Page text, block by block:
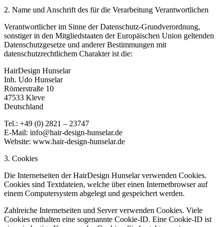
2. Name und Anschrift des für die Verarbeitung Verantwortlichen
Verantwortlicher im Sinne der Datenschutz-Grundverordnung,
sonstiger in den Mitgliedstaaten der Europäischen Union geltenden
Datenschutzgesetze und anderer Bestimmungen mit
datenschutzrechtlichem Charakter ist die:
HairDesign Hunselar
Inh. Udo Hunselar
Römerstraße 10
47533 Kleve
Deutschland
Tel.: +49 (0) 2821 – 23747
E-Mail: info@hair-design-hunselar.de
Website: www.hair-design-hunselar.de
3. Cookies
Die Internetseiten der HairDesign Hunselar verwenden Cookies.
Cookies sind Textdateien, welche über einen Internetbrowser auf
einem Computersystem abgelegt und gespeichert werden.
Zahlreiche Internetseiten und Server verwenden Cookies. Viele
Cookies enthalten eine sogenannte Cookie-ID. Eine Cookie-ID ist